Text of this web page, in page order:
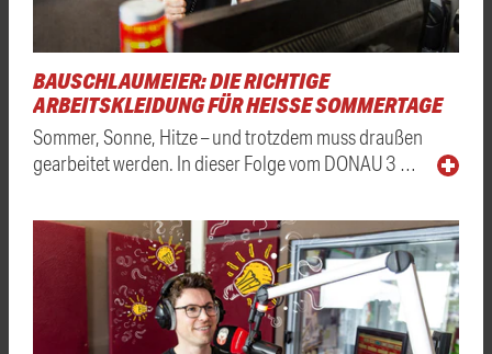
BAUSCHLAUMEIER: DIE RICHTIGE
ARBEITSKLEIDUNG FÜR HEISSE SOMMERTAGE
Sommer, Sonne, Hitze – und trotzdem muss draußen
gearbeitet werden. In dieser Folge vom DONAU 3 …